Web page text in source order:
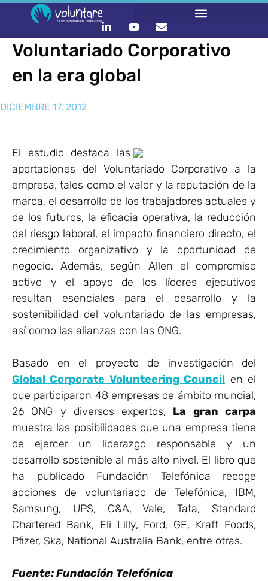
Voluntariado Corporativo
en la era global
DICIEMBRE 17, 2012
El estudio destaca las
aportaciones del Voluntariado Corporativo a la
empresa, tales como el valor y la reputación de la
marca, el desarrollo de los trabajadores actuales y
de los futuros, la eficacia operativa, la reducción
del riesgo laboral, el impacto financiero directo, el
crecimiento organizativo y la oportunidad de
negocio. Además, según Allen el compromiso
activo y el apoyo de los líderes ejecutivos
resultan esenciales para el desarrollo y la
sostenibilidad del voluntariado de las empresas,
así como las alianzas con las ONG.
Basado en el proyecto de investigación del
Global Corporate Volunteering Council en el
que participaron 48 empresas de ámbito mundial,
26 ONG y diversos expertos, La gran carpa
muestra las posibilidades que una empresa tiene
de ejercer un liderazgo responsable y un
desarrollo sostenible al más alto nivel. El libro que
ha publicado Fundación Telefónica recoge
acciones de voluntariado de Telefónica, IBM,
Samsung, UPS, C&A, Vale, Tata, Standard
Chartered Bank, Eli Lilly, Ford, GE, Kraft Foods,
Pfizer, Ska, National Australia Bank, entre otras.
Fuente: Fundación Telefónica